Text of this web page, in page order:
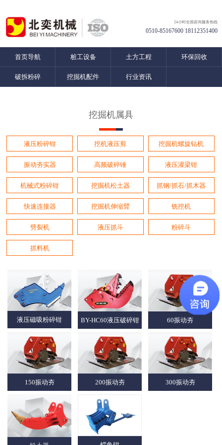
24小时全国咨询服务热线
0510-85167600 18112351400
首页导航 桩工设备 土方工程 环保回收
破拆粉碎 挖掘机配件 行业资讯
挖掘机属具
液压粉碎钳 挖机液压剪 挖掘机螺旋钻机
振动夯实器 高频破碎锤 液压灌梁钳
机械式粉碎钳 挖掘机松土器 抓钢/抓石/抓木器
快速连接器 挖掘机伸缩臂 铣挖机
劈裂机 液压抓斗 粉碎斗
抓料机
液压磁吸粉碎钳 BY-HC60液压破碎钳 60振动夯
150振动夯 200振动夯 300振动夯